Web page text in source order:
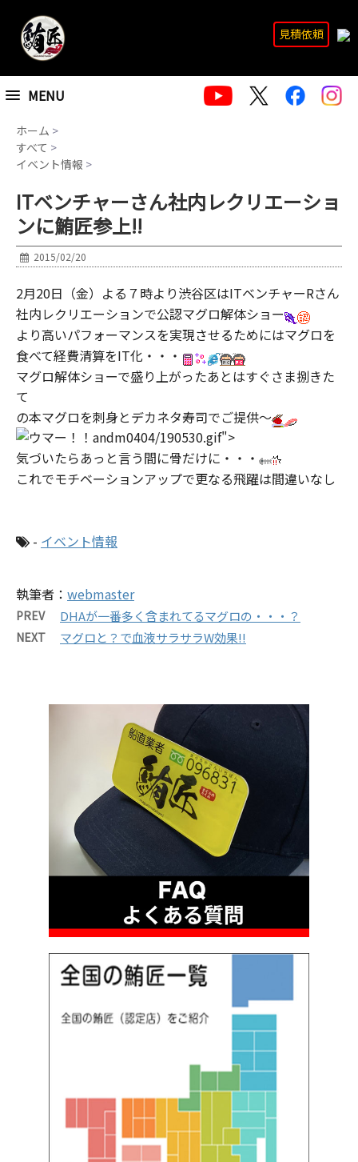
MENU
見積依頼
ホーム >
すべて >
イベント情報 >
ITベンチャーさん社内レクリエーショ
ンに鮪匠参上!!
2015/02/20
2月20日（金）よる７時より渋谷区はITベンチャーRさん
社内レクリエーションで公認マグロ解体ショー
より高いパフォーマンスを実現させるためにはマグロを
食べて経費清算をIT化・・・
マグロ解体ショーで盛り上がったあとはすぐさま捌きた
て
の本マグロを刺身とデカネタ寿司でご提供～
andm0404/190530.gif">
気づいたらあっと言う間に骨だけに・・・
これでモチベーションアップで更なる飛躍は間違いなし
- イベント情報
執筆者： webmaster
PREV DHAが一番多く含まれてるマグロの・・・？
NEXT マグロと？で血液サラサラW効果!!